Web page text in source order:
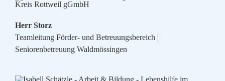
Herr Storz
Teamleitung Förder- und Betreuungsbereich |
Seniorenbetreuung Waldmössingen